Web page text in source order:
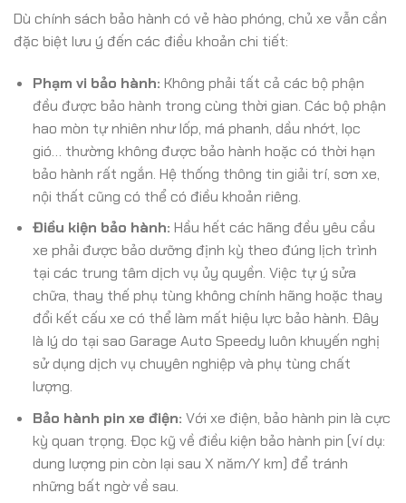
Dù chính sách bảo hành có vẻ hào phóng, chủ xe vẫn cần
đặc biệt lưu ý đến các điều khoản chi tiết:
Phạm vi bảo hành: Không phải tất cả các bộ phận
đều được bảo hành trong cùng thời gian. Các bộ phận
hao mòn tự nhiên như lốp, má phanh, dầu nhớt, lọc
gió… thường không được bảo hành hoặc có thời hạn
bảo hành rất ngắn. Hệ thống thông tin giải trí, sơn xe,
nội thất cũng có thể có điều khoản riêng.
Điều kiện bảo hành: Hầu hết các hãng đều yêu cầu
xe phải được bảo dưỡng định kỳ theo đúng lịch trình
tại các trung tâm dịch vụ ủy quyền. Việc tự ý sửa
chữa, thay thế phụ tùng không chính hãng hoặc thay
đổi kết cấu xe có thể làm mất hiệu lực bảo hành. Đây
là lý do tại sao Garage Auto Speedy luôn khuyến nghị
sử dụng dịch vụ chuyên nghiệp và phụ tùng chất
lượng.
Bảo hành pin xe điện: Với xe điện, bảo hành pin là cực
kỳ quan trọng. Đọc kỹ về điều kiện bảo hành pin (ví dụ:
dung lượng pin còn lại sau X năm/Y km) để tránh
những bất ngờ về sau.